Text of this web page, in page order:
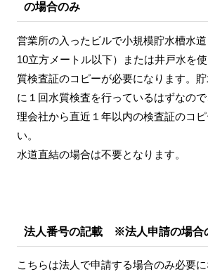
の場合のみ
営業所の入ったビルで小規模貯水槽水
10立方メートル以下）または井戸水を
質検査証のコピーが必要になります。
に１回水質検査を行っているはずなの
理会社から直近１年以内の検査証のコ
い。
水道直結の場合は不要となります。
法人番号の記載 ※法人申請の場合
こちらは法人で申請する場合のみ必要に